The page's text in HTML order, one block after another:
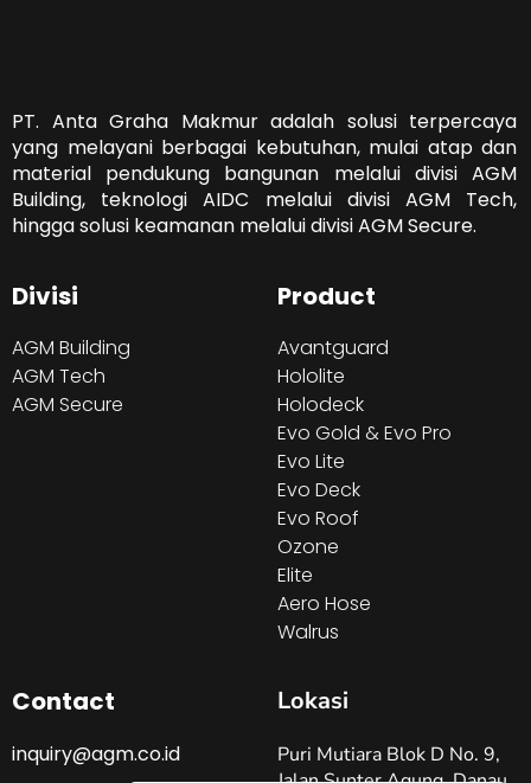
PT. Anta Graha Makmur adalah solusi terpercaya
yang melayani berbagai kebutuhan, mulai atap dan
material pendukung bangunan melalui divisi AGM
Building, teknologi AIDC melalui divisi AGM Tech,
hingga solusi keamanan melalui divisi AGM Secure.
Divisi
AGM Building
AGM Tech
AGM Secure
Product
Avantguard
Hololite
Holodeck
Evo Gold & Evo Pro
Evo Lite
Evo Deck
Evo Roof
Ozone
Elite
Aero Hose
Walrus
Contact
inquiry@agm.co.id
Lokasi
Puri Mutiara Blok D No. 9,